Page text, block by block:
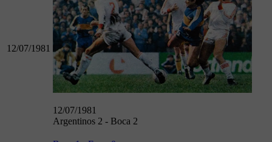
12/07/1981
12/07/1981
Argentinos 2 - Boca 2